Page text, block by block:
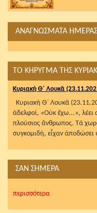
ΑΝΑΓΝΩΣΜΑΤΑ ΗΜΕΡΑΣ
ΤΟ ΚΗΡΥΓΜΑ ΤΗΣ
Κυριακή Θ΄ Λουκᾶ
Κυριακή Θ΄ Λουκᾶ
ἀδελφοί, «Οὐκ ἔχω...», λέει
πλούσιος ἄνθρωπος. Τά
συγκομιδή, εἶχαν
ΣΑΝ ΣΗΜΕΡΑ
περισσότερα